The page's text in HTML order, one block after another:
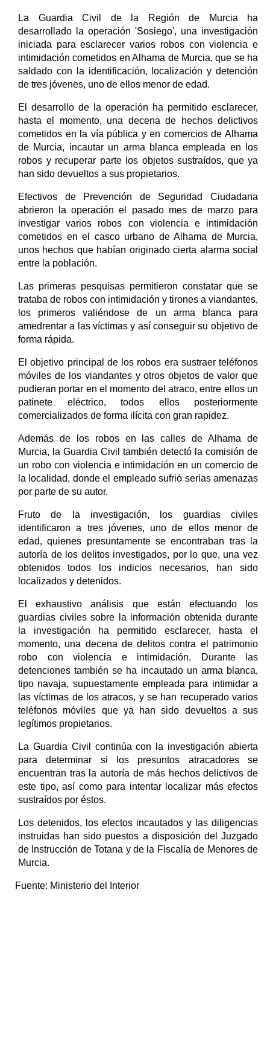
La Guardia Civil de la Región de Murcia ha
desarrollado la operación 'Sosiego', una investigación
iniciada para esclarecer varios robos con violencia e
intimidación cometidos en Alhama de Murcia, que se ha
saldado con la identificación, localización y detención
de tres jóvenes, uno de ellos menor de edad.
El desarrollo de la operación ha permitido esclarecer,
hasta el momento, una decena de hechos delictivos
cometidos en la vía pública y en comercios de Alhama
de Murcia, incautar un arma blanca empleada en los
robos y recuperar parte los objetos sustraídos, que ya
han sido devueltos a sus propietarios.
Efectivos de Prevención de Seguridad Ciudadana
abrieron la operación el pasado mes de marzo para
investigar varios robos con violencia e intimidación
cometidos en el casco urbano de Alhama de Murcia,
unos hechos que habían originado cierta alarma social
entre la población.
Las primeras pesquisas permitieron constatar que se
trataba de robos con intimidación y tirones a viandantes,
los primeros valiéndose de un arma blanca para
amedrentar a las víctimas y así conseguir su objetivo de
forma rápida.
El objetivo principal de los robos era sustraer teléfonos
móviles de los viandantes y otros objetos de valor que
pudieran portar en el momento del atraco, entre ellos un
patinete eléctrico, todos ellos posteriormente
comercializados de forma ilícita con gran rapidez.
Además de los robos en las calles de Alhama de
Murcia, la Guardia Civil también detectó la comisión de
un robo con violencia e intimidación en un comercio de
la localidad, donde el empleado sufrió serias amenazas
por parte de su autor.
Fruto de la investigación, los guardias civiles
identificaron a tres jóvenes, uno de ellos menor de
edad, quienes presuntamente se encontraban tras la
autoría de los delitos investigados, por lo que, una vez
obtenidos todos los indicios necesarios, han sido
localizados y detenidos.
El exhaustivo análisis que están efectuando los
guardias civiles sobre la información obtenida durante
la investigación ha permitido esclarecer, hasta el
momento, una decena de delitos contra el patrimonio
robo con violencia e intimidación. Durante las
detenciones también se ha incautado un arma blanca,
tipo navaja, supuestamente empleada para intimidar a
las víctimas de los atracos, y se han recuperado varios
teléfonos móviles que ya han sido devueltos a sus
legítimos propietarios.
La Guardia Civil continúa con la investigación abierta
para determinar si los presuntos atracadores se
encuentran tras la autoría de más hechos delictivos de
este tipo, así como para intentar localizar más efectos
sustraídos por éstos.
Los detenidos, los efectos incautados y las diligencias
instruidas han sido puestos a disposición del Juzgado
de Instrucción de Totana y de la Fiscalía de Menores de
Murcia.
Fuente: Ministerio del Interior